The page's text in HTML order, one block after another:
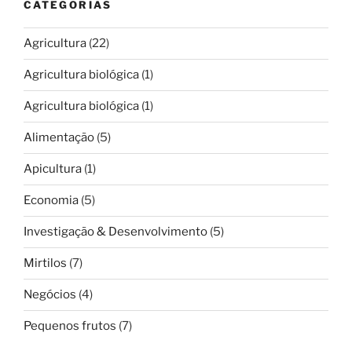
CATEGORIAS
Agricultura (22)
Agricultura biológica (1)
Agricultura biológica (1)
Alimentação (5)
Apicultura (1)
Economia (5)
Investigação & Desenvolvimento (5)
Mirtilos (7)
Negócios (4)
Pequenos frutos (7)